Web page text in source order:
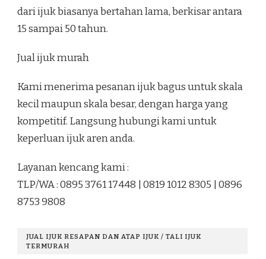
dari ijuk biasanya bertahan lama, berkisar antara
15 sampai 50 tahun.
Jual ijuk murah
Kami menerima pesanan ijuk bagus untuk skala
kecil maupun skala besar, dengan harga yang
kompetitif. Langsung hubungi kami untuk
keperluan ijuk aren anda.
Layanan kencang kami :
TLP/WA : 0895 3761 17448 | 0819 1012 8305 | 0896
8753 9808
JUAL IJUK RESAPAN DAN ATAP IJUK / TALI IJUK
TERMURAH